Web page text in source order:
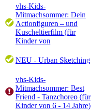
vhs-Kids-
Mitmachsommer: Dein
Actionfiguren – und
Kuscheltierfilm (für
Kinder von
NEU - Urban Sketching
vhs-Kids-
Mitmachsommer: Best
Friend - Tanzchoreo (für
Kinder von 6 - 14 Jahre)